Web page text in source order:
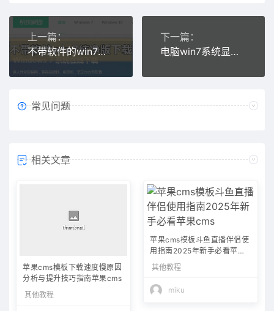
上一篇：
不带软件的win7纯净版在哪里下载
下一篇：
电脑win7系统显示不是正版怎么办
常见问题
相关文章
苹果cms模板下载速度慢原因
分析与提升技巧指南苹果cms
其他教程
苹果cms模板斗鱼直播伴侣使
用指南2025年新手必看苹果c
ms
其他教程
miku